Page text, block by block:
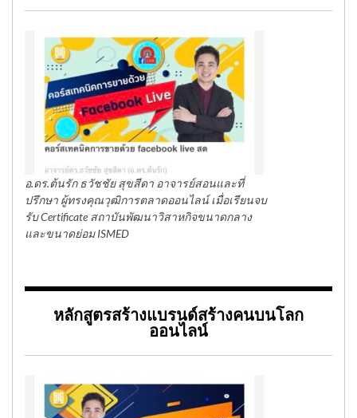
อ.ดร.ต้นรัก ธวัชชัย สุขสีดา อาจารย์สอนและที่
ปรึกษา ผู้ทรงคุณวุฒิการตลาดออนไลน์ เมื่อเรียนจบ
รับ Certificate สถาบันพัฒนาวิสาหกิจขนาดกลาง
และขนาดย่อม ISMED
หลักสูตรสร้างแบรนด์สร้างคนบนโลก
ออนไลน์